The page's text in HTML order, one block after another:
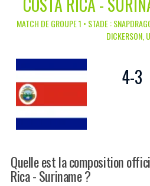
MATCH DE GROUPE 1 • STADE :
DICKERSON,
4-3
Quelle est la composition
Rica - Suriname ?